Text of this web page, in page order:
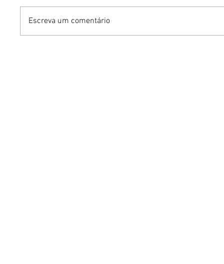
Escreva um comentário